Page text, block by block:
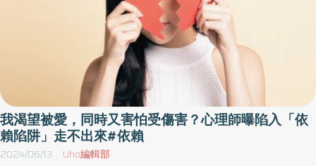
我渴望被愛，同時又害怕受傷害？心理師曝陷入「依
賴陷阱」走不出來#依賴
2024/06/13 Uho編輯部